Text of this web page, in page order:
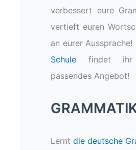
verbessert eure
vertieft euren
an eurer Aussprache!
Schule findet ihr
passendes Angebot!
Lernt die deutsche